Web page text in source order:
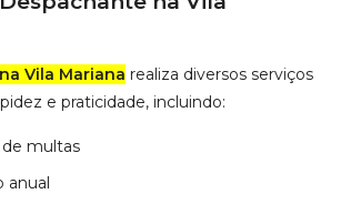
Vila Mariana realiza diversos serviços
e praticidade, incluindo:
de multas
anual